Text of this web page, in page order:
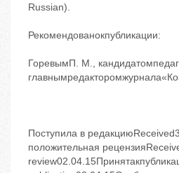
Russian).
Рекомендованокпубликации:
ГоревымП. М.,
Поступила в
положительная